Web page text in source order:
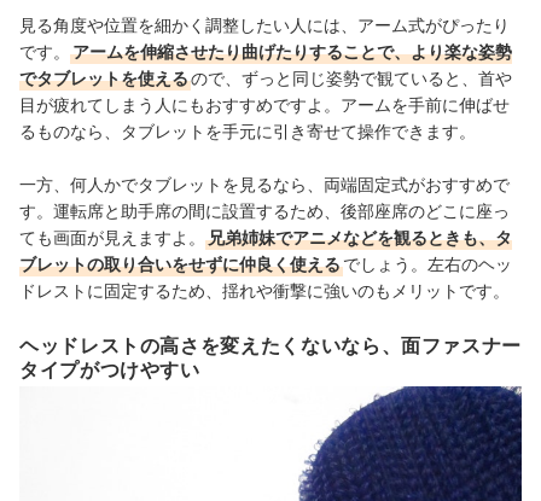
見る角度や位置を細かく調整したい人には、アーム式がぴったり
です。
アームを伸縮させたり曲げたりすることで、より楽な姿勢
でタブレットを使えるので、ずっと 同じ姿勢で観ていると、首や
目が疲れてしまう人にもおすすめですよ。アームを手前に伸ばせ
るものなら、タブレットを手元に引き寄せて操作できます。
一方、何人かでタブレットを見るなら、両端固定式がおすすめで
す。運転席と助手席の間に設置するため、後部座席のどこに座っ
ても画面が見えますよ。
兄弟姉妹でアニメなどを観るときも、タ
ブレットの取り合いをせずに仲良く使えるでしょう 。左右のヘッ
ドレストに固定するため、揺れや衝撃に強いのもメリットです。
ヘッドレストの高さを変えたくないなら、面ファスナー
タイプがつけやすい